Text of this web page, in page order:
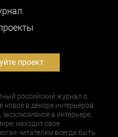
проект
российский журнал о
новое в декоре интерьеров,
в интерьере,
находит свое
читателям всегда быть